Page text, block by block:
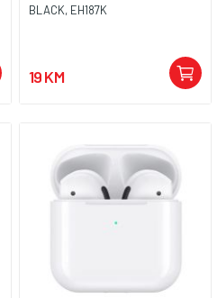
BLACK, EH187K
19 KM